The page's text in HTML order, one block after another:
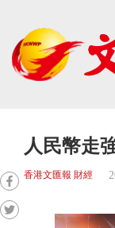
人民幣走
香港文匯報 財經